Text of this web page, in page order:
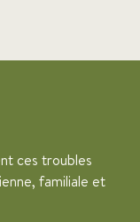
ces troubles
familiale et